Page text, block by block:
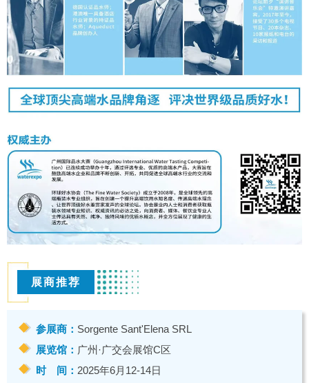
展商推荐
参展商： Sorgente Sant'Elena SRL
展览馆： 广州·广交会展馆C区
时 间： 2025年6月12-14日